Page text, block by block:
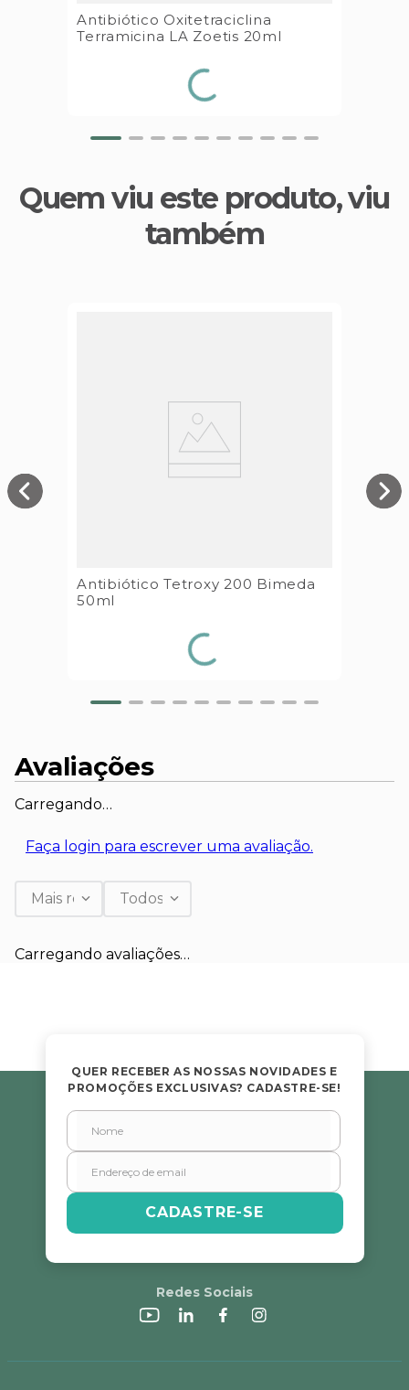
Antibiótico Oxitetraciclina
Terramicina LA Zoetis 20ml
Quem viu este produto, viu
também
Antibiótico Tetroxy 200 Bimeda
50ml
Avaliações
Carregando…
Faça login para escrever uma avaliação.
Mais recentesTodos
Carregando avaliações…
QUER RECEBER AS NOSSAS NOVIDADES E
PROMOÇÕES EXCLUSIVAS? CADASTRE-SE!
CADASTRE-SE
Redes Sociais